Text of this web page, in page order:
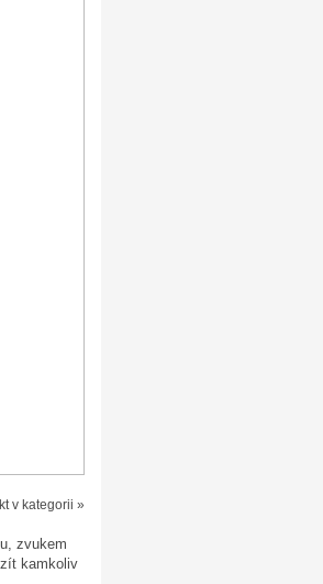
v kategorii »
zvukem
kamkoliv